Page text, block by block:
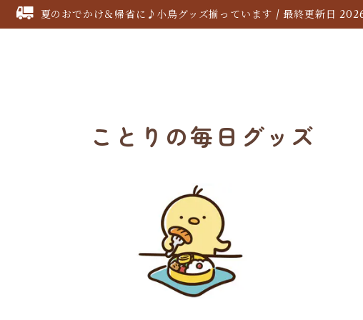
夏のおでかけ＆帰省に♪小鳥グッズ揃っています / 最終更新日
ことりの毎日グッズ